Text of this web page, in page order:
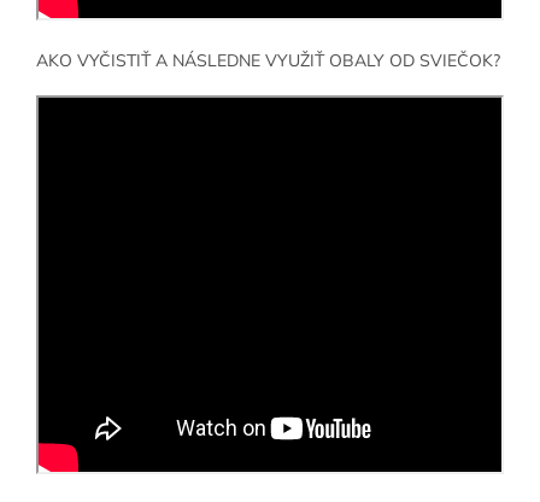
AKO VYČISTIŤ A NÁSLEDNE VYUŽIŤ OBALY OD SVIEČOK?